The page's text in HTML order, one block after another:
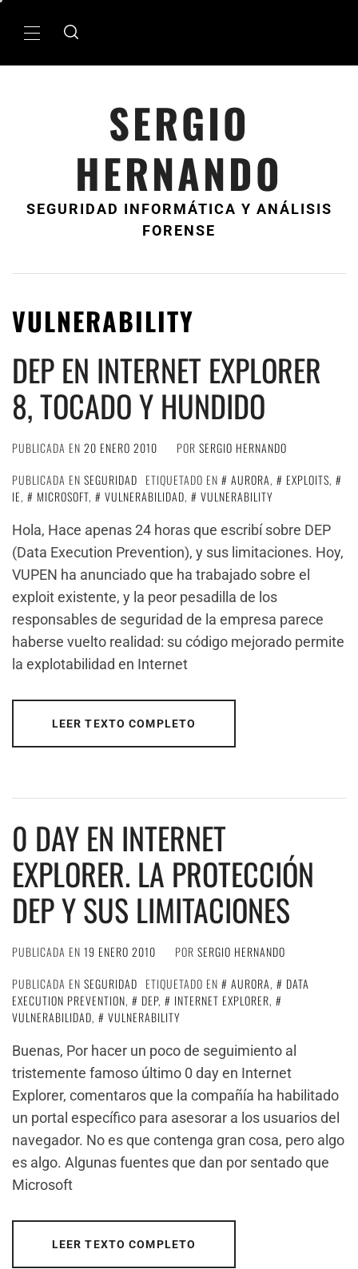
MenÃº
SERGIO
HERNANDO
SEGURIDAD INFORMÁTICA Y ANÁLISIS
FORENSE
VULNERABILITY
DEP EN INTERNET EXPLORER
8, TOCADO Y HUNDIDO
PUBLICADA EN 20 ENERO 2010 POR SERGIO HERNANDO
PUBLICADA EN SEGURIDAD ETIQUETADO EN AURORA, EXPLOITS,
IE, MICROSOFT, VULNERABILIDAD,
VULNERABILITY
Hola, Hace apenas 24 horas que escribí sobre DEP
(Data Execution Prevention), y sus limitaciones. Hoy,
VUPEN ha anunciado que ha trabajado sobre el
exploit existente, y la peor pesadilla de los
responsables de seguridad de la empresa parece
haberse vuelto realidad: su código mejorado permite
la explotabilidad en Internet
LEER TEXTO COMPLETO
0 DAY EN INTERNET
EXPLORER. LA PROTECCIÓN
DEP Y SUS LIMITACIONES
PUBLICADA EN 19 ENERO 2010 POR SERGIO HERNANDO
PUBLICADA EN SEGURIDAD ETIQUETADO EN AURORA,
DATA
EXECUTION PREVENTION, DEP, INTERNET EXPLORER,
VULNERABILIDAD,
VULNERABILITY
Buenas, Por hacer un poco de seguimiento al
tristemente famoso último 0 day en Internet
Explorer, comentaros que la compañía ha habilitado
un portal específico para asesorar a los usuarios del
navegador. No es que contenga gran cosa, pero algo
es algo. Algunas fuentes que dan por sentado que
Microsoft
LEER TEXTO COMPLETO